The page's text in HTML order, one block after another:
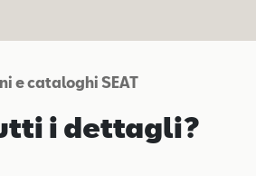
e cataloghi SEAT
i dettagli?